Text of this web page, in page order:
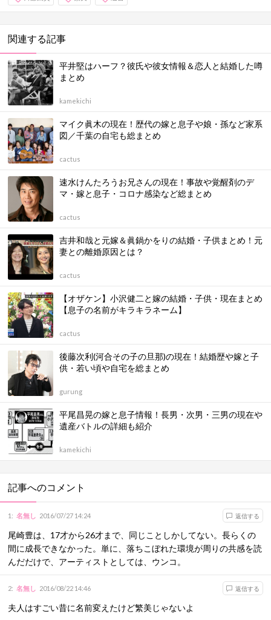
関連する記事
平井堅はハーフ？彼氏や彼女情報＆恋人と結婚した噂
まとめ
kamekichi
マイク眞木の現在！歴代の嫁と息子や娘・孫など家系
図／千葉の自宅も総まとめ
cactus
速水けんたろうお兄さんの現在！事故や覚醒剤のデ
マ・嫁と息子・コロナ感染など総まとめ
cactus
吉井和哉と元嫁＆眞鍋かをりの結婚・子供まとめ！元
妻との離婚原因とは？
cactus
【オザケン】小沢健二と嫁の結婚・子供・現在まとめ
【息子の名前がキラキラネーム】
cactus
後藤次利(河合その子の旦那)の現在！結婚歴や嫁と子
供・若い頃や自宅を総まとめ
gurung
平尾昌晃の嫁と息子情報！長男・次男・三男の現在や
遺産バトルの詳細も紹介
kamekichi
記事へのコメント
1 : 名無し 2016/07/27 14:24 返信する
尾崎豊は、17才から26才まで、同じことしかしてない。長らくの
間に成長できなかった。単に、落ちこぼれた環境が周りの共感を読
んだだけで、アーティストとしては、ウンコ。
2: 名無し 2016/08/22 14:46 返信する
夫人はすごい昔に名前変えたけど繁美じゃないよ